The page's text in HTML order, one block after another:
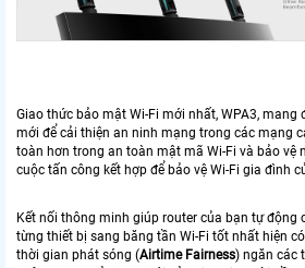
Giao thức bảo mật Wi-Fi mới nhất, WPA3, mang
mới để cải thiện an ninh mạng trong các mạng
toàn hơn trong an toàn mật mã Wi-Fi và bảo vệ
cuộc tấn công kết hợp để bảo vệ Wi-Fi gia đình
Kết nối thông minh giúp router của bạn tự động
từng thiết bị sang băng tần Wi-Fi tốt nhất hiện
thời gian phát sóng (Airtime Fairness) ngăn các